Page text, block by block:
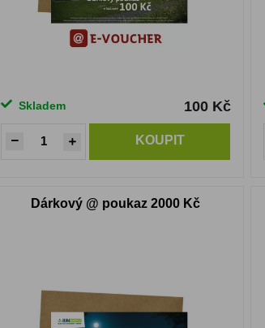
Skladem 100 Kč
KOUPIT
Dárkový @ poukaz 2000 Kč